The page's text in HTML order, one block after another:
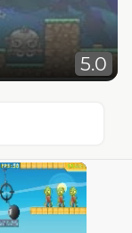
5.0